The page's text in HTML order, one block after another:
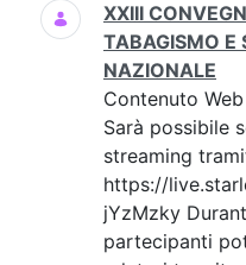
XXIII
TABAGISMO E
NAZIONALE
Contenuto Web
Sarà possibile
streaming
https://
jYzMzky
partecipanti